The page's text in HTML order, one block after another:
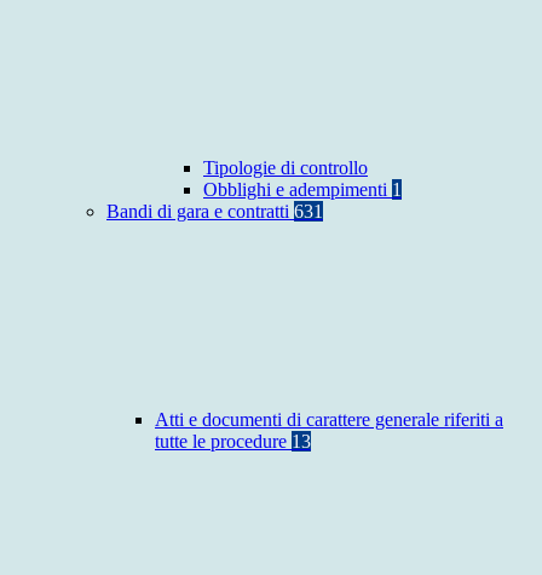
Tipologie di controllo
Obblighi e adempimenti 1
Bandi di gara e contratti 631
Atti e documenti di carattere generale riferiti a
tutte le procedure 13